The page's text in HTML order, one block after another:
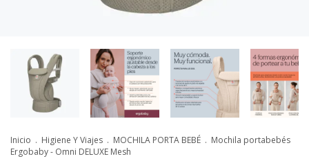
Inicio . Higiene Y Viajes . MOCHILA PORTA BEBÉ . Mochila portabebés
Ergobaby - Omni DELUXE Mesh